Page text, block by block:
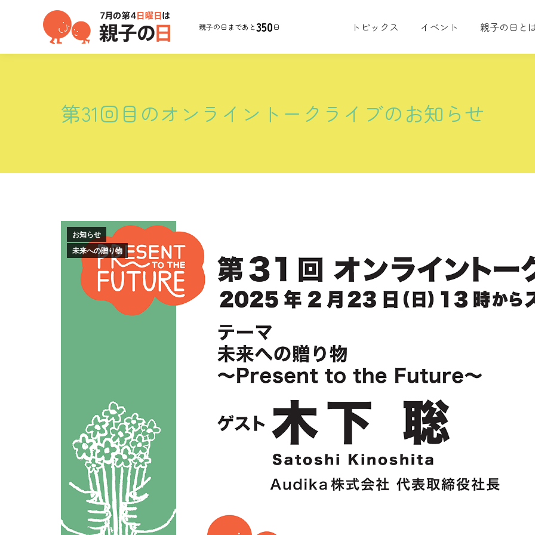
親子の日まであと350日 トピックス イベント 親子の日と
第31回目のオンライントークライブのお知らせ
お知らせ
未来への贈り物